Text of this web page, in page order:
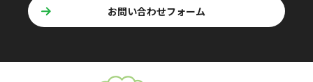
お問い合わせフォーム